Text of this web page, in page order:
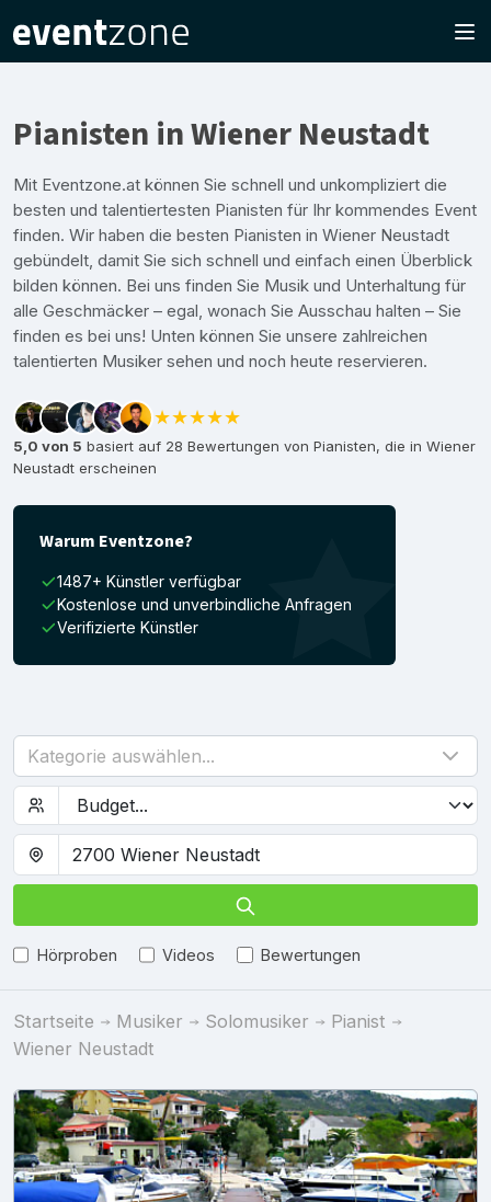
Pianisten in Wiener Neustadt
Mit Eventzone.at können Sie schnell und unkompliziert die
besten und talentiertesten Pianisten für Ihr kommendes Event
finden. Wir haben die besten Pianisten in Wiener Neustadt
gebündelt, damit Sie sich schnell und einfach einen Überblick
bilden können. Bei uns finden Sie Musik und Unterhaltung für
alle Geschmäcker – egal, wonach Sie Ausschau halten – Sie
finden es bei uns! Unten können Sie unsere zahlreichen
talentierten Musiker sehen und noch heute reservieren.
★★★★★
5,0 von 5 basiert auf 28 Bewertungen von Pianisten, die in Wiener
Neustadt erscheinen
Warum Eventzone?
1487+ Künstler verfügbar
Kostenlose und unverbindliche Anfragen
Verifizierte Künstler
Kategorie auswählen...
Hörproben Videos Bewertungen
Startseite Musiker Solomusiker
Pianist
Wiener Neustadt